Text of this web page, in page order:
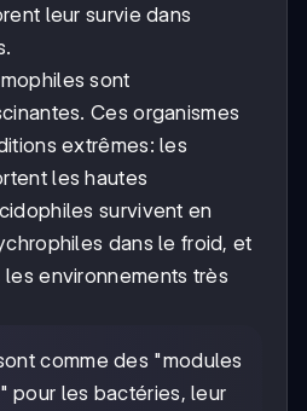
leur survie dans
sont
Ces organismes
extrêmes: les
les hautes
survivent en
dans le froid, et
environnements très
comme des "modules
pour les bactéries, leur